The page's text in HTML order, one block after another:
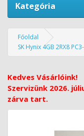
Kategória
Főoldal
SK Hynix 4GB 2RX8
Kedves Vásárlóink!
Szervizünk 2026.
zárva tart.